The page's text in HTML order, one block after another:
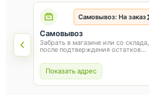
Самовывоз: На заказ
Самовывоз
Забрать в магазине или со склада,
после подтверждения остатков
Показать адрес